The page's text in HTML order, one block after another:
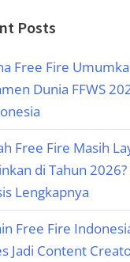
Posts
Free Fire
Dunia FFWS
Free Fire Masih
di Tahun 2026?
Lengkapnya
Free Fire
Jadi Content